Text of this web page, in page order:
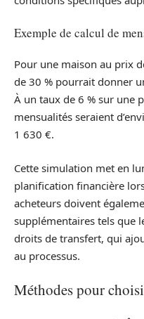
Exemple de calcul de
Pour une maison au prix
de 30 % pourrait donner
À un taux de 6 % sur une
mensualités seraient
1 630 €.
Cette simulation met en
planification financière
acheteurs doivent
supplémentaires tels que
droits de transfert, qui
au processus.
Méthodes pour